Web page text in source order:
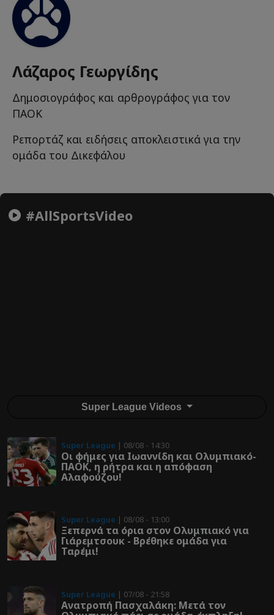
Λάζαρος Γεωργίδης
Δημοσιογράφος και αρθρογράφος για τον
ΠΑΟΚ
Ρεπορτάζ και ειδήσεις αποκλειστικά για την
ομάδα του Δικεφάλου
#AllSportsVideo
Super League Videos
Super League | 08/08 - 14:30
Οι φήμες για Ιωαννίδη και Ολυμπιακό-
ΠΑΟΚ, η ρήτρα και η απόφαση
Αλαφούζου!
Super League | 08/08 - 13:00
Ξεπερνά τα όρια στον Ολυμπιακό για
Γιάρεμτσουκ - Βρέθηκε ομάδα για
Ταρέμι!
Super League | 07/08 - 21:58
Ανατροπή Πασχαλάκη: Μετά τον